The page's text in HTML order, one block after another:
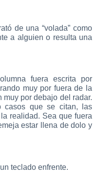
de una “volada” como
a alguien o resulta una
fuera escrita por
muy por fuera de la
muy por debajo del radar.
casos que se citan, las
realidad. Sea que fuera
estar llena de dolo y
teclado enfrente.